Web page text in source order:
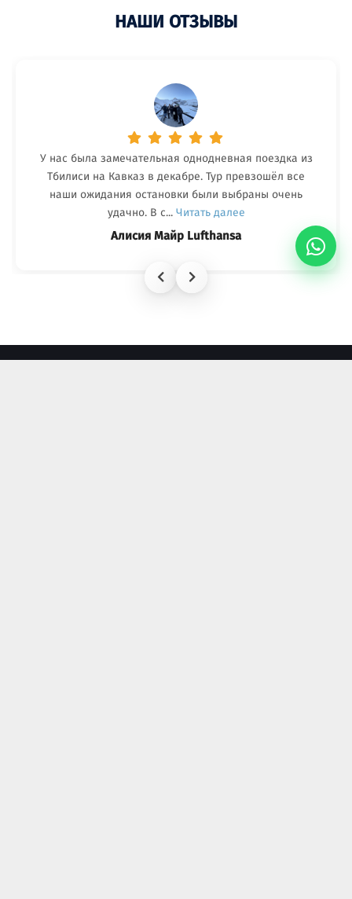
НАШИ ОТЗЫВЫ
У нас была замечательная однодневная поездка из
Тбилиси на Кавказ в декабре. Тур превзошёл все
наши ожидания остановки были выбраны очень
удачно. В с...Читать далее
Алисия Майр Lufthansa